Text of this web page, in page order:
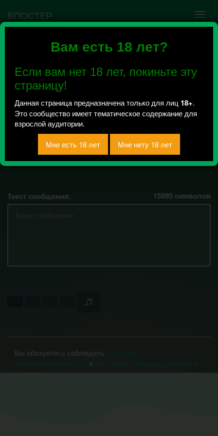
Вам есть 18 лет?
Если вам нет 18 лет, покиньте эту
страницу!
Данная страница предназначена только для лиц 18+.
Это сообщество имеет тематическое содержание для
взрослой аудитории.
ВПОСТЕР
Ошибка VK API #5
сообщества нужно авторизоваться на сервисе
повторно.
Boys_Band 2018©
Всего 1, за сегодня 0 сообщений
отправлено / Рейтинг 0.5
Есть фантазия кидай !!!
Текст сообщения: 15895 символов
Вы обязуетесь соблюдать
и